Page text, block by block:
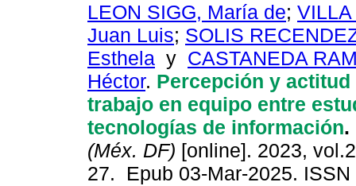
LEON SIGG, María de;
Juan Luis; SOLIS
Esthela y CASTANEDA
Héctor. Percepción y actitud
trabajo en equipo entre
tecnologías de información.
(Méx. DF) [online]. 2023,
27. Epub 03-Mar-2025. ISSN